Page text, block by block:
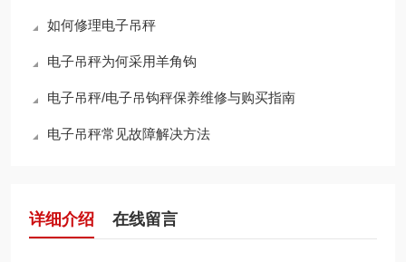
如何修理电子吊秤
电子吊秤为何采用羊角钩
电子吊秤/电子吊钩秤保养维修与购买指南
电子吊秤常见故障解决方法
详细介绍 在线留言